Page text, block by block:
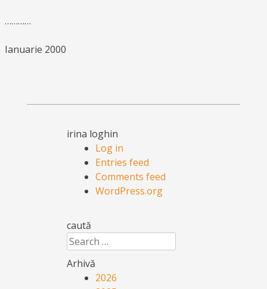
…………
Ianuarie 2000
irina loghin
Log in
Entries feed
Comments feed
WordPress.org
caută
Search
Arhivă
2026